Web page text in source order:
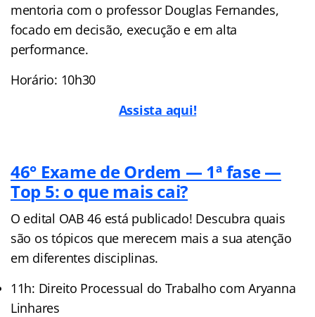
mentoria com o professor Douglas Fernandes,
focado em decisão, execução e em alta
performance.
Horário: 10h30
Assista aqui!
46° Exame de Ordem — 1ª fase —
Top 5: o que mais cai?
O edital OAB 46 está publicado! Descubra quais
são os tópicos que merecem mais a sua atenção
em diferentes disciplinas.
11h: Direito Processual do Trabalho com Aryanna
Linhares